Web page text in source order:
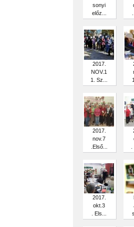
sonyi
előz...
2017.
NOV.1
1. Sz...
2017.
nov.7
.Első...
2017.
okt.3
. Els...